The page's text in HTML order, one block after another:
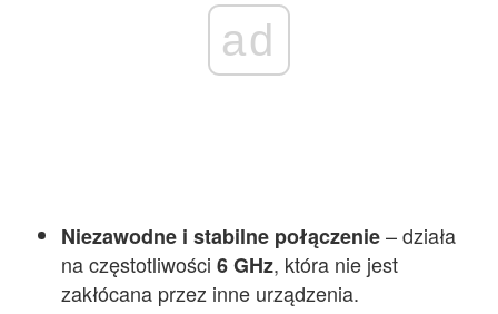
ad
Niezawodne i stabilne połączenie– działa
na częstotliwości 6 GHz, która nie jest
zakłócana przez inne urządzenia.